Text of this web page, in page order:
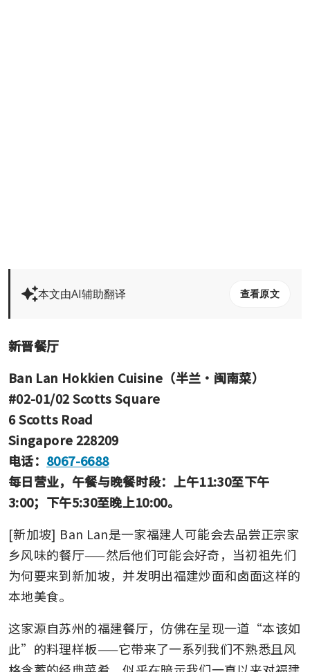
本文由AI辅助翻译 查看原文
新晋餐厅
Ban Lan Hokkien Cuisine（半兰·闽南菜）
#02-01/02 Scotts Square
6 Scotts Road
Singapore 228209
电话： 8067-6688
每日营业，午餐与晚餐时段：上午11:30至下午
3:00；下午5:30至晚上10:00。
[新加坡] Ban Lan是一家福建人可能会去品尝正宗家
乡风味的餐厅——然后他们可能会好奇，当初祖先们
为何要来到新加坡，并发明出福建炒面和卤面这样的
本地美食。
这家源自苏州的福建餐厅，仿佛在呈现一道“本该如
此”的料理样板——它带来了一系列我们不熟悉且风